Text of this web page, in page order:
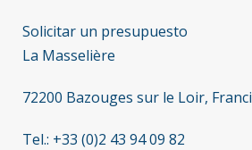
Solicitar un presupuesto
La Masselière
72200 Bazouges sur le Loir,
Tel.: +33 (0)2 43 94 09 82